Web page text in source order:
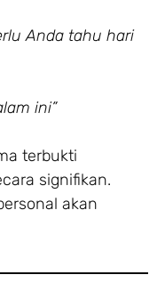
Anda tahu hari
ini”
terbukti
signifikan.
akan